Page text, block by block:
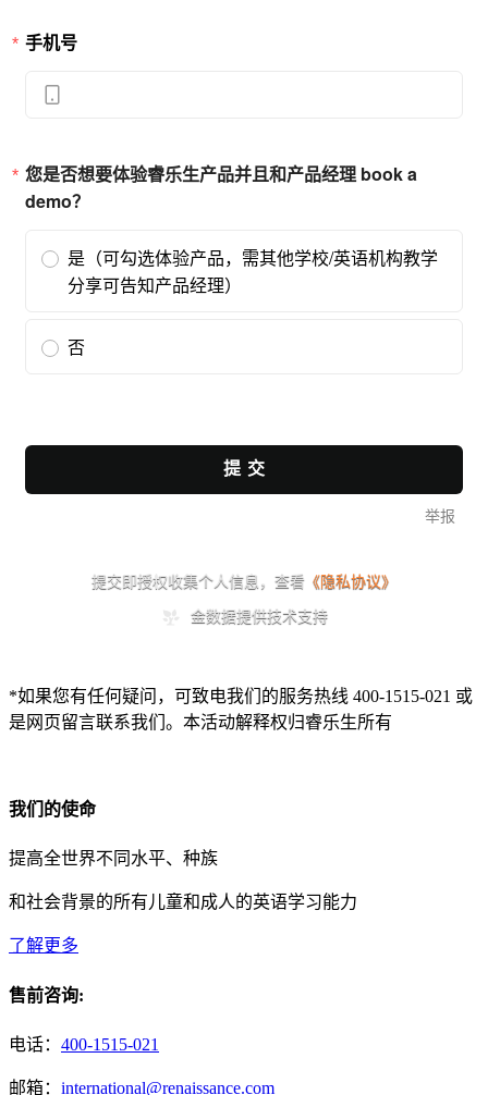
*如果您有任何疑问，可致电我们的服务热线 400-1515-021 或
是网页留言联系我们。本活动解释权归睿乐生所有
我们的使命
提高全世界不同水平、种族
和社会背景的所有儿童和成人的英语学习能力
了解更多
售前咨询:
电话： 400-1515-021
邮箱： international@renaissance.com